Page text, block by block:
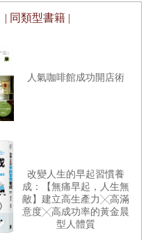
| 同類型書籍 |
人氣咖啡館成功開店術
改變人生的早起習慣養
成：【無痛早起，人生無
敵】建立高生產力╳高滿
意度╳高成功率的黃金晨
型人體質